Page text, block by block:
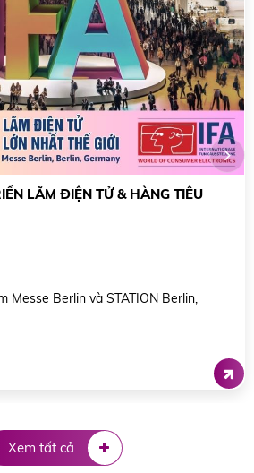
XUẤT NHẬP KHẨU LỚN NHẤT
01 - 04/05
Fair Complex, Quảng Châu,
Xem tất cả